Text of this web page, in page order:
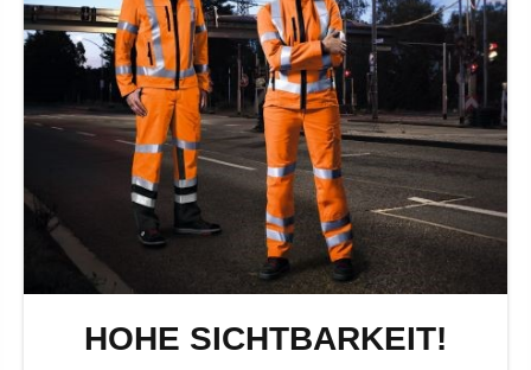
HOHE SICHTBARKEIT!